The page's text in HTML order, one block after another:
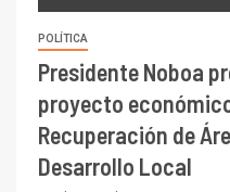
POLÍTICA
Presidente Noboa
proyecto
Recuperación de
Desarrollo Local